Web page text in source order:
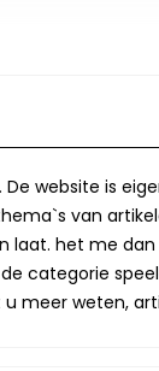
website is
van
het me
categorie
meer weten,